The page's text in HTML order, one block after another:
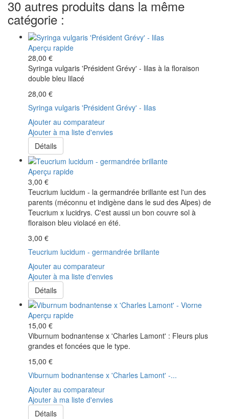
30 autres produits dans la même
catégorie :
Aperçu rapide
28,00 €
Syringa vulgaris 'Président Grévy' - lilas à la floraison
double bleu lilacé
28,00 €
Syringa vulgaris 'Président Grévy' - lilas
Ajouter au comparateur
Ajouter à ma liste d'envies
Détails
Aperçu rapide
3,00 €
Teucrium lucidum - la germandrée brillante est l'un des
parents (méconnu et indigène dans le sud des Alpes) de
Teucrium x lucidrys. C'est aussi un bon couvre sol à
floraison bleu violacé en été.
3,00 €
Teucrium lucidum - germandrée brillante
Ajouter au comparateur
Ajouter à ma liste d'envies
Détails
Aperçu rapide
15,00 €
Viburnum bodnantense x 'Charles Lamont' : Fleurs plus
grandes et foncées que le type.
15,00 €
Viburnum bodnantense x 'Charles Lamont' -...
Ajouter au comparateur
Ajouter à ma liste d'envies
Détails